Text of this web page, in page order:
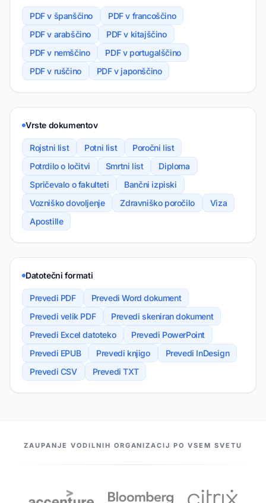
PDF v španščino
PDF v francoščino
PDF v arabščino
PDF v kitajščino
PDF v nemščino
PDF v portugalščino
PDF v ruščino
PDF v japonščino
Vrste dokumentov
Rojstni list Potni list
Poročni list
Potrdilo o ločitvi
Smrtni list
Diploma
Spričevalo o fakulteti
Bančni izpiski
Vozniško dovoljenje
Zdravniško poročilo
Viza
Apostille
Datotečni formati
Prevedi PDF
Prevedi Word dokument
Prevedi velik PDF
Prevedi skeniran dokument
Prevedi Excel datoteko
Prevedi PowerPoint
Prevedi EPUB
Prevedi knjigo
Prevedi InDesign
Prevedi CSV
Prevedi TXT
NAŠI PARTNERJI
ZAUPANJE VODILNIH ORGANIZACIJ PO VSEM SVETU